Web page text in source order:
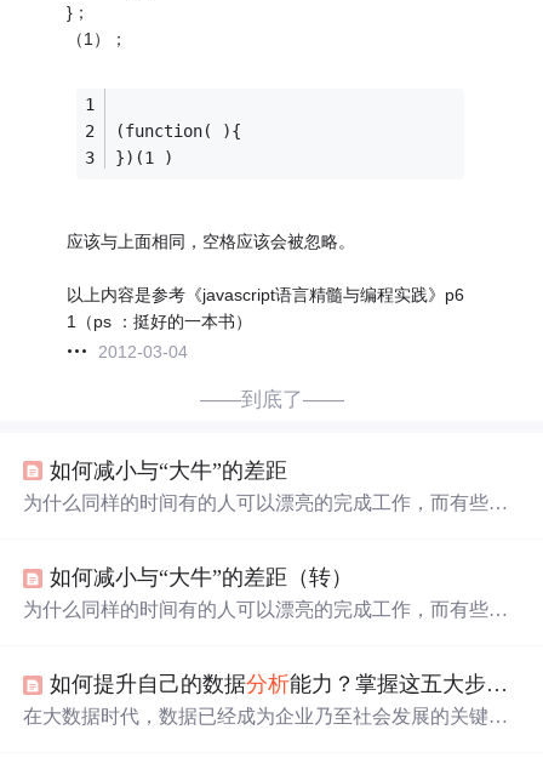
}；
（1）；
(function( ){
})(1 )
应该与上面相同，空格应该会被忽略。
以上内容是参考《javascript语言精髓与编程实践》p6
1（ps ：挺好的一本书）
2012-03-04
——到底了——
如何减小与“大牛”的差距
为什么同样的时间有的人可以漂亮的完成工作，而有些人
“大牛”，后者我们常常叫他们“菜鸟”。当然“大牛”都是相
对而言的，“大牛”也不可能方方面面都非常厉害，换句话
如何减小与“大牛”的差距（转）
为什么同样的时间有的人可以漂亮的完成工作，而有些人
言的，“大牛”也不可能方方面面都非常厉害，换句话说大
牛也不一定会沙王摇大，也不一定会船长放水。所谓的“大
如何提升自己的数据分析能力？掌握这五大步骤，成为数据大牛！
在大数据时代，数据已经成为企业乃至社会发展的关键资